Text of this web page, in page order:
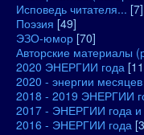
Исповедь читателя... [7]
Поэзия [49]
ЭЗО-юмор [70]
Авторские материалы
2020 ЭНЕРГИИ года
2020 - энергии месяцев
2018 - 2019 ЭНЕРГИИ
2017 - ЭНЕРГИИ года и
2016 - ЭНЕРГИИ года